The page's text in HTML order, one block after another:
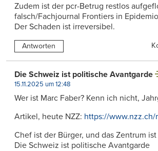
Zudem ist der pcr-Betrug restlos
falsch/Fachjournal Frontiers in
Der Schaden ist irreversibel.
Antworten
Die Schweiz ist politische Avantgarde
15.11.2025 um 12:48
Wer ist Marc Faber? Kenn ich nicht,
Artikel, heute NZZ: https://
Chef ist der Bürger, und das Zentrum
Die Schweiz ist politische Avantgarde